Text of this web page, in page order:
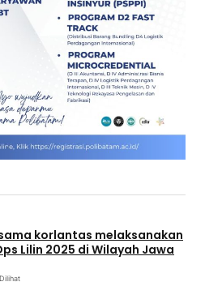
korlantas melaksanakan
Lilin 2025 di Wilayah Jawa